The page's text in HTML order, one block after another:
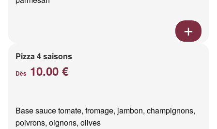
Pizza 4 saisons
Dès 10.00 €
Base sauce tomate, fromage, jambon, champignons,
poivrons, oignons, olives